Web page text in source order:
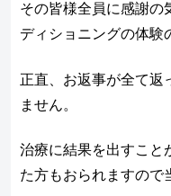
その皆様全員に感謝の
ディショニングの体験
正直、お返事が全て返
ません。
治療に結果を出すこと
た方もおられますので